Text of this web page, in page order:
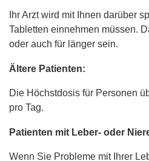
Ihr Arzt wird mit Ihnen darüber
Tabletten einnehmen müssen.
oder auch für länger sein.
Ältere Patienten:
Die Höchstdosis für Personen
pro Tag.
Patienten mit Leber- oder
Wenn Sie Probleme mit Ihrer